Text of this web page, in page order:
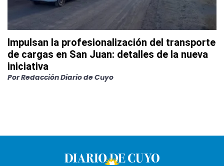
Impulsan la profesionalización del transporte
de cargas en San Juan: detalles de la nueva
iniciativa
PorRedacción Diario de Cuyo